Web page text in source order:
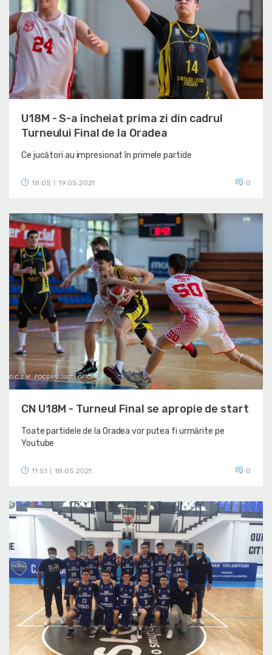
U18M - S-a încheiat prima zi din cadrul
Turneului Final de la Oradea
Ce jucători au impresionat în primele partide
18:05 19.05.2021 0
CN U18M - Turneul Final se apropie de start
Toate partidele de la Oradea vor putea fi urmărite pe
Youtube
11:51 18.05.2021 0